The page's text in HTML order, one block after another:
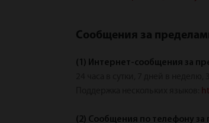
Сообщения за
(1) Интернет-сообщения за
(2) Сообщения по телефону за